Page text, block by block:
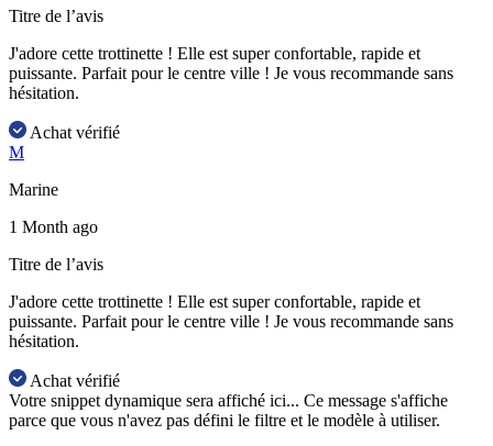
Titre de l’avis
J'adore cette trottinette ! Elle est super confortable, rapide et
puissante. Parfait pour le centre ville ! Je vous recommande sans
hésitation.
Achat vérifié
M
Marine
1 Month ago
Titre de l’avis
J'adore cette trottinette ! Elle est super confortable, rapide et
puissante. Parfait pour le centre ville ! Je vous recommande sans
hésitation.
Achat vérifié
Votre snippet dynamique sera affiché ici... Ce message s'affiche
parce que vous n'avez pas défini le filtre et le modèle à utiliser.